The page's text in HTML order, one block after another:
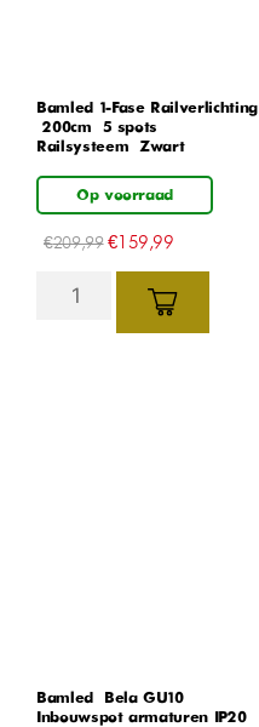
Bamled 1-Fase Railverlichting
– 200cm – 5 spots –
Railsysteem – Zwart
Op voorraad
€209,99 €159,99
Bamled – Bela GU10
Inbouwspot armaturen IP20